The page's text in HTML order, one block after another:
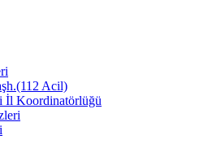
Acil)
İl Koordinatörlüğü